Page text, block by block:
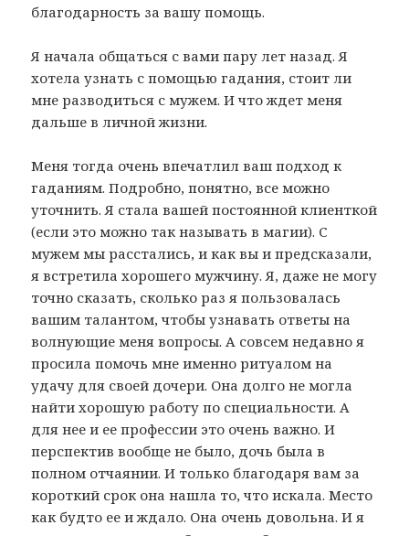
благодарность за вашу помощь.
Я начала общаться с вами пару лет назад. Я
хотела узнать с помощью гадания, стоит ли
мне разводиться с мужем. И что ждет меня
дальше в личной жизни.
Меня тогда очень впечатлил ваш подход к
гаданиям. Подробно, понятно, все можно
уточнить. Я стала вашей постоянной клиенткой
(если это можно так называть в магии). С
мужем мы расстались, и как вы и предсказали,
я встретила хорошего мужчину. Я, даже не могу
точно сказать, сколько раз я пользовалась
вашим талантом, чтобы узнавать ответы на
волнующие меня вопросы. А совсем недавно я
просила помочь мне именно ритуалом на
удачу для своей дочери. Она долго не могла
найти хорошую работу по специальности. А
для нее и ее профессии это очень важно. И
перспектив вообще не было, дочь была в
полном отчаянии. И только благодаря вам за
короткий срок она нашла то, что искала. Место
как будто ее и ждало. Она очень довольна. И я